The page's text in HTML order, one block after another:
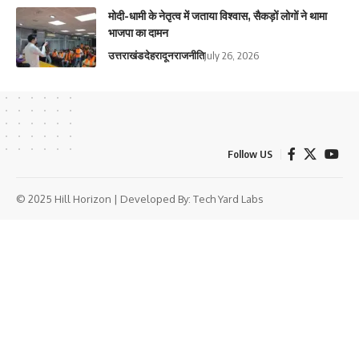
मोदी-धामी के नेतृत्व में जताया विश्वास, सैकड़ों लोगों ने थामा
भाजपा का दामन
उत्तराखंडदेहरादूनराजनीतिJuly 26, 2026
Follow US
© 2025 Hill Horizon | Developed By: Tech Yard Labs